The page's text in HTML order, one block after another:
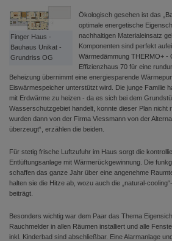
Finger Haus -
Bauhaus Unikat -
Grundriss OG
Ökologisch gesehen ist das
optimale energetische
nachhaltigen Materialeinsatz
Komponenten sind perfekt
Wärmedämmung THERMO+ -
Effizienzhaus 70 für eine
Beheizung übernimmt eine energiesparende
Eiswärmespeicher unterstützt wird. Die junge Familie
mit Erdwärme zu heizen - da es sich bei dem
Wasserschutzgebiet handelt, konnte dieser Plan nicht
wurden dann von der Firma Viessmann von der
überzeugt“, erzählen die beiden.
Für stetig frische Luftzufuhr im Haus sorgt die
Entlüftungsanlage mit Wärmerückgewinnung. Die
schaffen das ganze Jahr über eine angenehme
halten sie die Hitze ab, wozu auch die „natural-
beiträgt.
Besonders wichtig war dem Paar das Thema
Rauchmelder in allen Räumen installiert und alle
inkl. Kinderbad sind abschließbar. Eine Alarmanlage